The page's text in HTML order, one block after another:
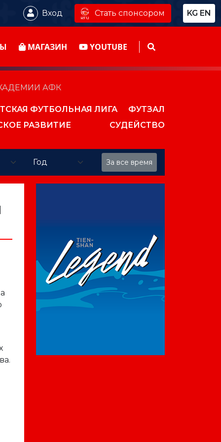
Вход Стать спонсором KG EN
МАГАЗИН YOUTUBE
АФК
ФУТБОЛЬНАЯ ЛИГА
ФУТЗАЛ
РАЗВИТИЕ
СУДЕЙСТВО
За все время